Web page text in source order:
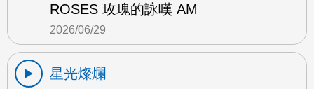
ROSES 玫瑰的詠嘆 AM
2026/06/29
星光燦爛